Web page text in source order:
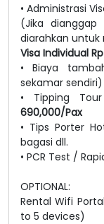
• Administrasi
(Jika
diarahkan untuk
Visa Individual
• Biaya
sekamar sendiri)
• Tipping
690,000/Pax
• Tips Porter
bagasi dll.
• PCR Test /
OPTIONAL:
Rental Wifi
to 5 devices)